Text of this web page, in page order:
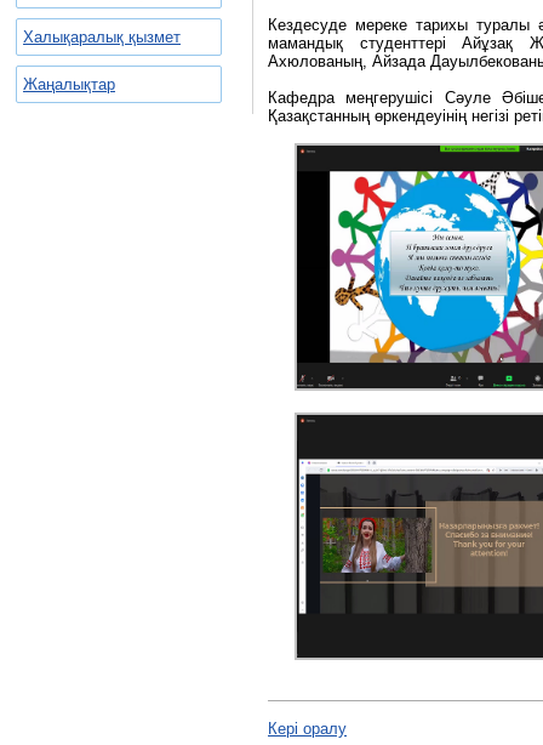
Халықаралық қызмет
Жаңалықтар
Кездесуде мереке тарихы туралы
мамандық студенттері Айұзақ
Ахюлованың, Айзада
Кафедра меңгерушісі Сәуле
Қазақстанның өркендеуінің негізі
Кері оралу